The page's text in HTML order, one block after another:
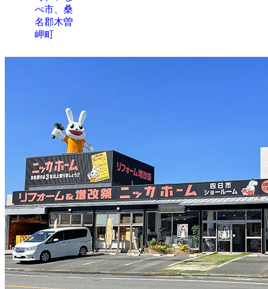
べ市、桑
名郡木曽
岬町